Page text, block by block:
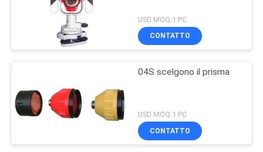
USD MOQ:1 PC
CONTATTO
04S scelgono il prisma
USD MOQ:1 PC
CONTATTO